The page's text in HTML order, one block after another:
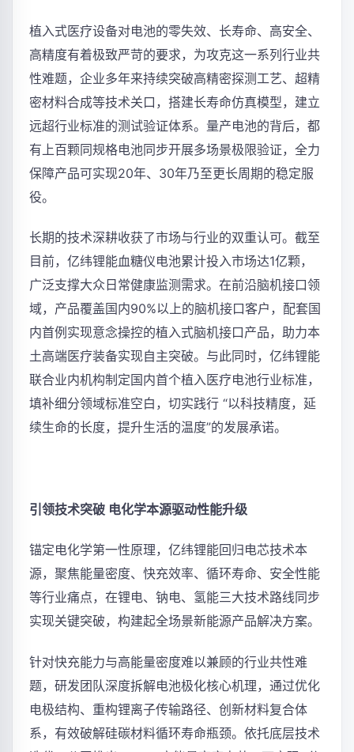
植入式医疗设备对电池的零失效、长寿命、高安全、
高精度有着极致严苛的要求，为攻克这一系列行业共
性难题，企业多年来持续突破高精密探测工艺、超精
密材料合成等技术关口，搭建长寿命仿真模型，建立
远超行业标准的测试验证体系。量产电池的背后，都
有上百颗同规格电池同步开展多场景极限验证，全力
保障产品可实现20年、30年乃至更长周期的稳定服
役。
长期的技术深耕收获了市场与行业的双重认可。截至
目前，亿纬锂能血糖仪电池累计投入市场达1亿颗，
广泛支撑大众日常健康监测需求。在前沿脑机接口领
域，产品覆盖国内90%以上的脑机接口客户，配套国
内首例实现意念操控的植入式脑机接口产品，助力本
土高端医疗装备实现自主突破。与此同时，亿纬锂能
联合业内机构制定国内首个植入医疗电池行业标准，
填补细分领域标准空白，切实践行 “以科技精度，延
续生命的长度，提升生活的温度”的发展承诺。
引领技术突破 电化学本源驱动性能升级
锚定电化学第一性原理，亿纬锂能回归电芯技术本
源，聚焦能量密度、快充效率、循环寿命、安全性能
等行业痛点，在锂电、钠电、氢能三大技术路线同步
实现关键突破，构建起全场景新能源产品解决方案。
针对快充能力与高能量密度难以兼顾的行业共性难
题，研发团队深度拆解电池极化核心机理，通过优化
电极结构、重构锂离子传输路径、创新材料复合体
系，有效破解硅碳材料循环寿命瓶颈。依托底层技术